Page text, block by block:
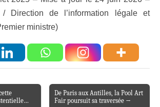
Direction de l’information légale et
ministre)
De Paris aux Antilles, la Pool Art
Fair poursuit sa traversée →